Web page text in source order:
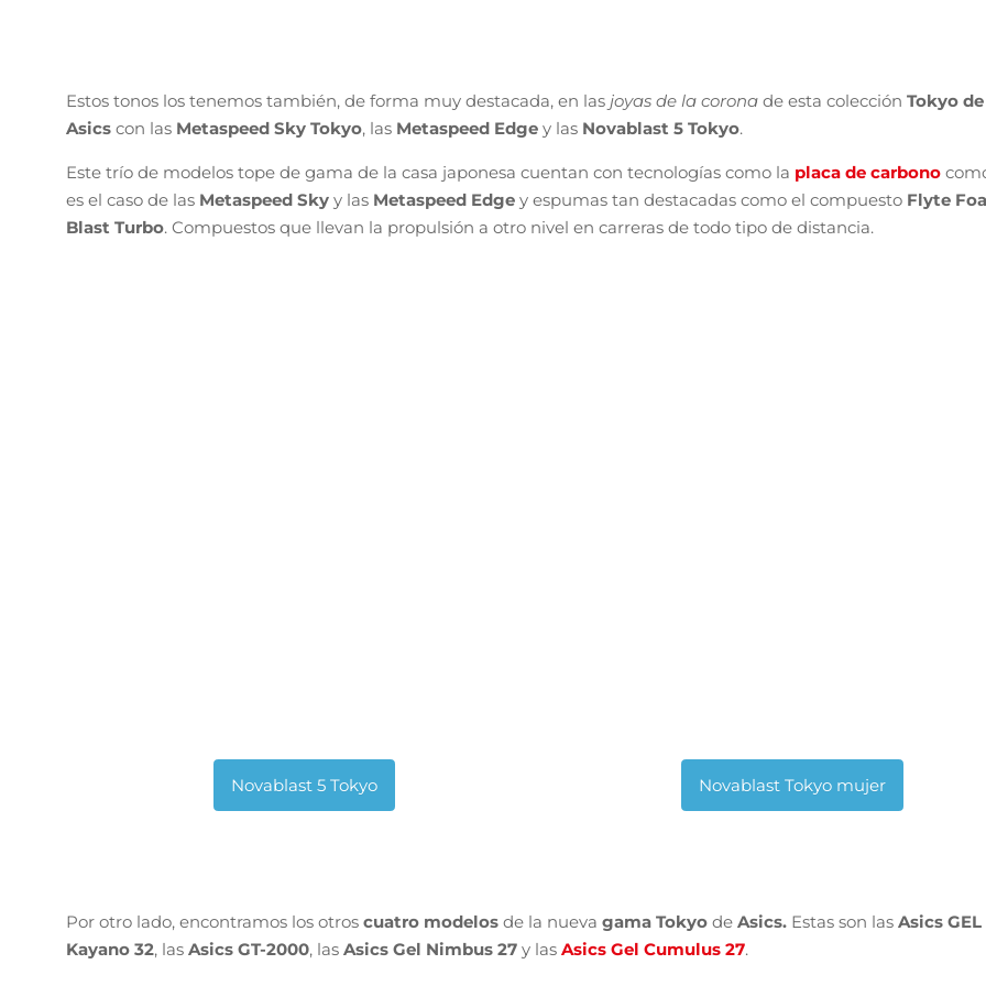
Estos tonos los tenemos también, de forma muy destacada, en las joyas de la corona de esta colección Tokyo de
Asics con las Metaspeed Sky Tokyo, las Metaspeed Edge y las Novablast 5 Tokyo.
Este trío de modelos tope de gama de la casa japonesa cuentan con tecnologías como la placa de carbono
es el caso de las Metaspeed Sky y las Metaspeed Edge y espumas tan destacadas como el compuesto Flyte
Blast Turbo. Compuestos que llevan la propulsión a otro nivel en carreras de todo tipo de distancia.
Por otro lado, encontramos los otros cuatro modelos de la nueva gama Tokyo de Asics. Estas son las Asics GEL
Kayano 32, las Asics GT-2000, las Asics Gel Nimbus 27 y las Asics Gel Cumulus 27.